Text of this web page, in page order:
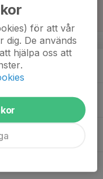
för att vår
dig. De används
hjälpa oss att